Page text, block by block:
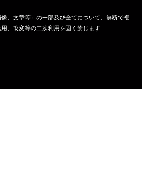
、文章等）の一部及び全てについて、無断で複
、改変等の二次利用を固く禁じます